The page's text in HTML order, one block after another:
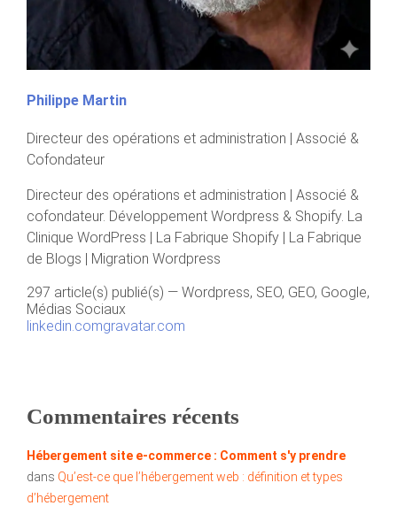
Philippe Martin
Directeur des opérations et administration | Associé &
Cofondateur
Directeur des opérations et administration | Associé &
cofondateur. Développement Wordpress & Shopify. La
Clinique WordPress | La Fabrique Shopify | La Fabrique
de Blogs | Migration Wordpress
297 article(s) publié(s) — Wordpress, SEO, GEO, Google,
Médias Sociaux
linkedin.comgravatar.com
Commentaires récents
Hébergement site e-commerce : Comment s'y prendre
dans Qu’est-ce que l’hébergement web : définition et types
d’hébergement